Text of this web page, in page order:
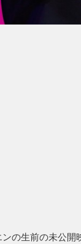
の生前の未公開